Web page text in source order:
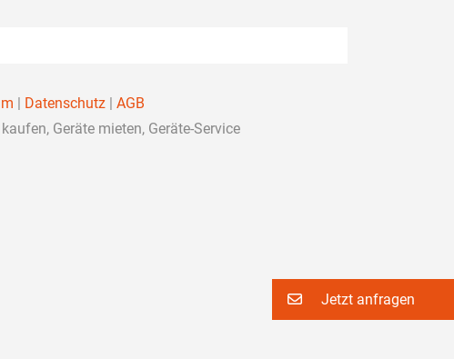
| Datenschutz| AGB
Geräte mieten, Geräte-Service
Jetzt anfragen